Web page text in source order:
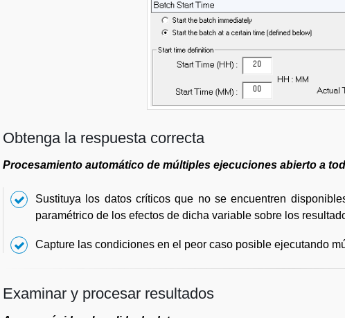
Obtenga la respuesta correcta
Procesamiento automático de múltiples ejecuciones abierto a
Sustituya los datos críticos que no se encuentren
paramétrico de los efectos de dicha variable sobre los
Capture las condiciones en el peor caso posible ejecutando
Examinar y procesar resultados